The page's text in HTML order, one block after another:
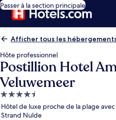
Passer à la section principale
Afficher tous les
Hôte professionnel
Postillion Hotel
Veluwemeer
Hébergement
4.5 étoiles
Hôtel de luxe proche de la plage
Strand Nulde